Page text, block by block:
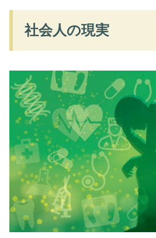
社会人の現実